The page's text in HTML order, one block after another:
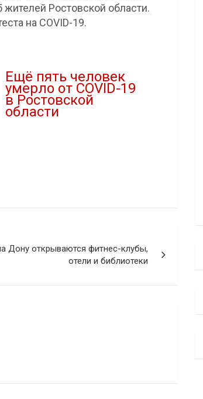
Ростовской области.
на COVID-19.
Ещё пять человек
умерло от COVID-19
в Ростовской
области
Дону открываются фитнес-клубы,
отели и библиотеки